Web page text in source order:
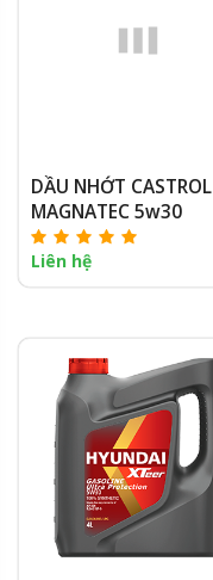
DẦU NHỚT CASTROL
MAGNATEC 5w30
Liên hệ